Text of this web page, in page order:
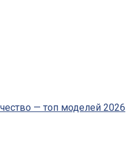
— топ моделей 2026